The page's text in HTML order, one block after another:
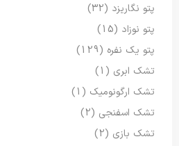
پتو نگاریزد (32)
پتو نوزاد (15)
پتو یک نفره (129)
تشک ابری (1)
تشک ارگونومیک (1)
تشک اسفنجی (2)
تشک بازی (2)